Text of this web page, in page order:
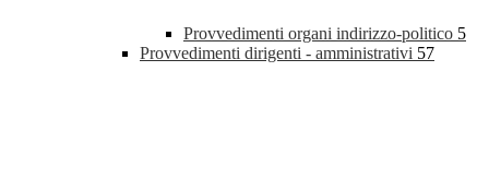
Provvedimenti organi indirizzo-politico 5
Provvedimenti dirigenti - amministrativi 57